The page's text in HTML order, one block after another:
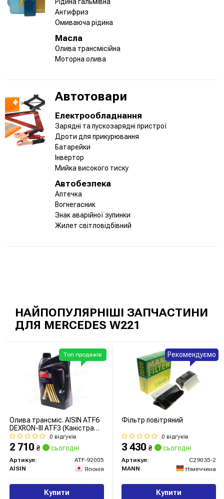
Антифриз
Омиваюча рідина
Масла
Олива трансмісійна
Моторна олива
Автотовари
Електрообладнання
Зарядні та пускозарядні пристрої
Дроти для прикурювання
Батарейки
Інвертор
Мийка високого тиску
Автобезпека
Аптечка
Вогнегасник
Знак аварійної зупинки
Жилет світловідбівний
НАЙПОПУЛЯРНІШІ ЗАПЧАСТИНИ
ДЛЯ MERCEDES W221
Олива трансміс. AISIN ATF6
DEXRON-III ATF3 (Каністра
5л)
0 відгуків
2 710 ₴ сьогодні
Артикул:
ATF-92005
AISIN
Японія
Купити
Топ продажів
Фільтр повітряний
0 відгуків
3 430 ₴ сьогодні
Артикул:
C29035-2
MANN
Німеччина
Купити
Рекомендуємо